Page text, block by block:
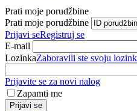
Prati moje porudžbine
Prati moje porudžbine
Prijavi seRegistruj se
E-mail
LozinkaZaboravili ste svoju
Prijavite se za novi nalog
Zapamti me
Prijavi se